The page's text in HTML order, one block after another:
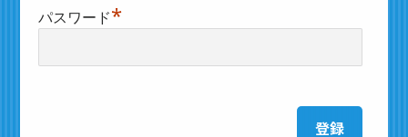
パスワード*